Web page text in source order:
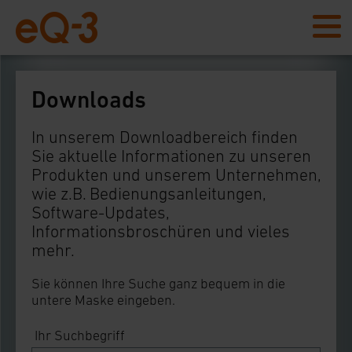
Downloads
In unserem Downloadbereich finden
Sie aktuelle Informationen zu unseren
Produkten und unserem Unternehmen,
wie z.B. Bedienungsanleitungen,
Software-Updates,
Informationsbroschüren und vieles
mehr.
Sie können Ihre Suche ganz bequem in die
untere Maske eingeben.
Ihr Suchbegriff